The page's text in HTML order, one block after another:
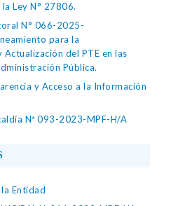
Ley N° 27806.
N° 066-2025-
para la
del PTE en las
Pública.
y Acceso a la Información
Nª 093-2023-MPF-H/A
Entidad